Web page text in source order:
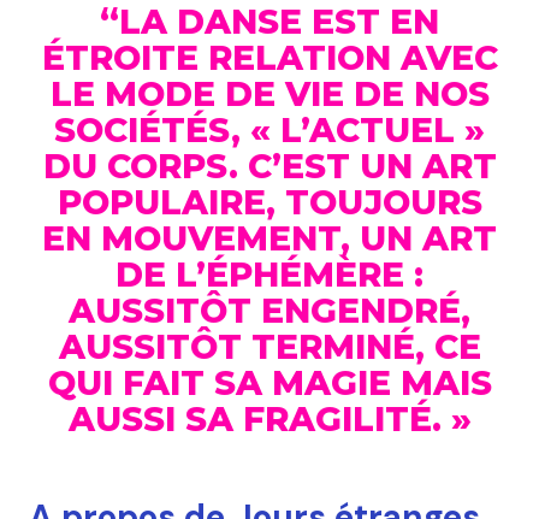
“LA DANSE EST EN
ÉTROITE RELATION AVEC
LE MODE DE VIE DE NOS
SOCIÉTÉS, « L’ACTUEL »
DU CORPS. C’EST UN ART
POPULAIRE, TOUJOURS
EN MOUVEMENT, UN ART
DE L’ÉPHÉMÈRE :
AUSSITÔT ENGENDRÉ,
AUSSITÔT TERMINÉ, CE
QUI FAIT SA MAGIE MAIS
AUSSI SA FRAGILITÉ. »